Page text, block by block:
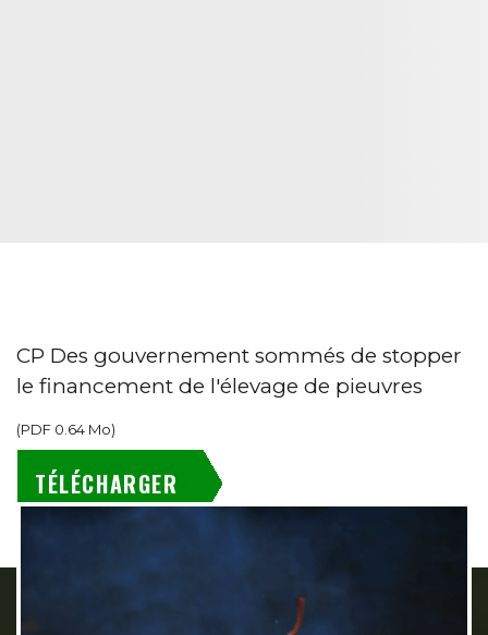
CP Des gouvernement sommés de stopper
le financement de l'élevage de pieuvres
(PDF 0.64 Mo)
TÉLÉCHARGER